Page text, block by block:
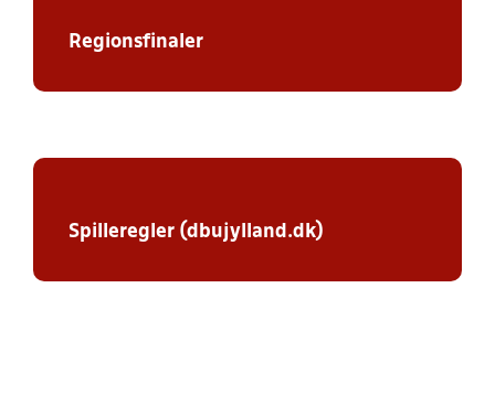
Regionsfinaler
Spilleregler (dbujylland.dk)